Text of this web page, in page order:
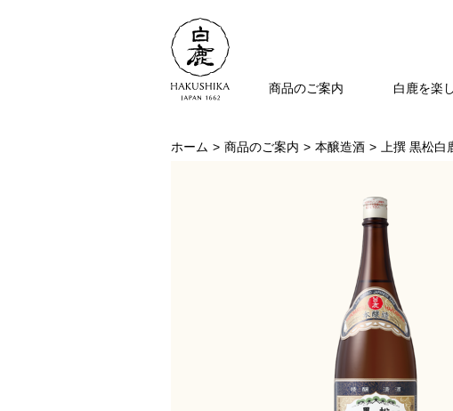
商品のご案内 白鹿を楽
ホーム 商品のご案内 本醸造酒 上撰 黒松白